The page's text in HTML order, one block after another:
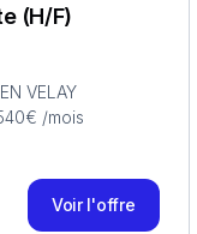
(H/F)
VELAY
/mois
Voir l'offre